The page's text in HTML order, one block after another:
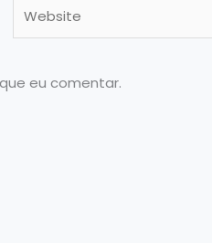
eu comentar.